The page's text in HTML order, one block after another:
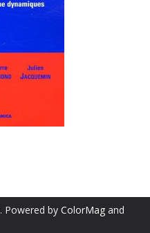
. Powered by ColorMag and